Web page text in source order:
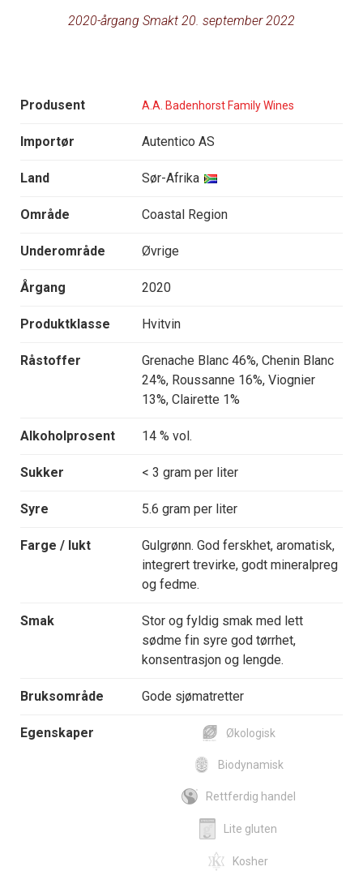
2020-årgang Smakt 20. september 2022
Produsent A.A. Badenhorst Family Wines
Importør Autentico AS
Land Sør-Afrika
Område Coastal Region
Underområde Øvrige
Årgang 2020
Produktklasse Hvitvin
Råstoffer
Grenache Blanc 46%, Chenin Blanc
24%, Roussanne 16%, Viognier
13%, Clairette 1%
Alkoholprosent 14 % vol.
Sukker < 3 gram per liter
Syre 5.6 gram per liter
Farge / lukt
Gulgrønn. God ferskhet, aromatisk,
integrert trevirke, godt mineralpreg
og fedme.
Smak
Stor og fyldig smak med lett
sødme fin syre god tørrhet,
konsentrasjon og lengde.
Bruksområde Gode sjømatretter
Egenskaper Økologisk
Biodynamisk
Rettferdig handel
Lite gluten
Kosher